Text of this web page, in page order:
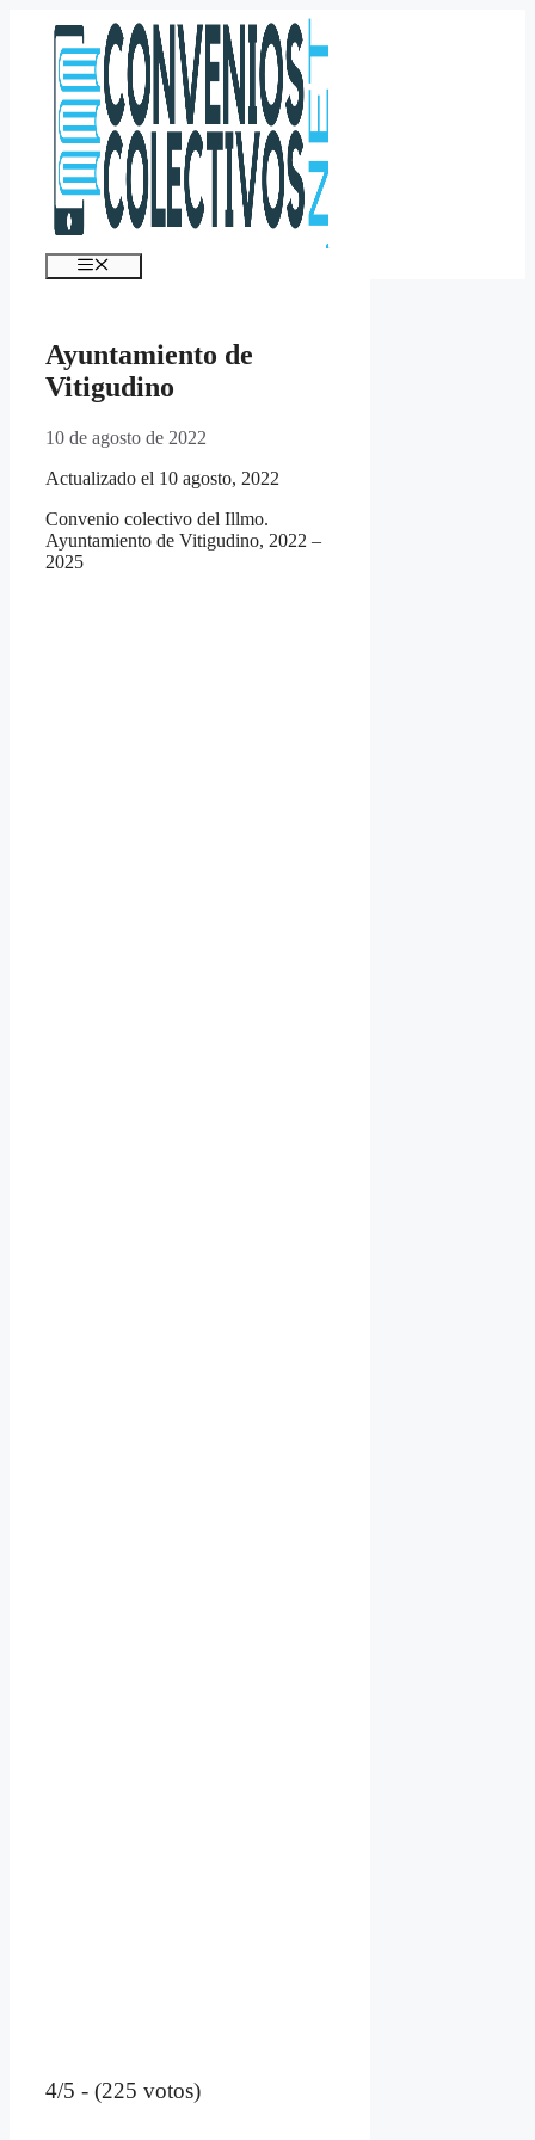
contenido
Menú
Ayuntamiento de
Vitigudino
10 de agosto de 2022
Actualizado el 10 agosto, 2022
Convenio colectivo del Illmo.
Ayuntamiento de Vitigudino, 2022 –
2025
4/5 - (225 votos)